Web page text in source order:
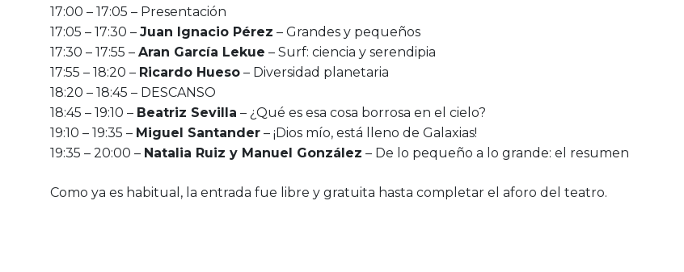
17:00 – 17:05 – Presentación
17:05 – 17:30 – Juan Ignacio Pérez – Grandes y pequeños
17:30 – 17:55 – Aran García Lekue – Surf: ciencia y serendipia
17:55 – 18:20 – Ricardo Hueso – Diversidad planetaria
18:20 – 18:45 – DESCANSO
18:45 – 19:10 – Beatriz Sevilla – ¿Qué es esa cosa borrosa en el cielo?
19:10 – 19:35 – Miguel Santander – ¡Dios mío, está lleno de Galaxias!
19:35 – 20:00 – Natalia Ruiz y Manuel González – De lo pequeño a lo grande: el resumen
Como ya es habitual, la entrada fue libre y gratuita hasta completar el aforo del teatro.